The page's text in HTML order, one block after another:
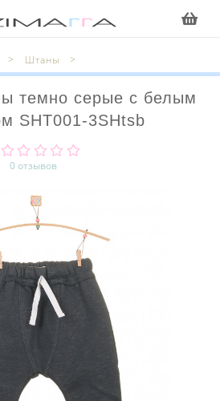
Штаны
темно серые с белым
SHT001-3SHtsb
0 отзывов